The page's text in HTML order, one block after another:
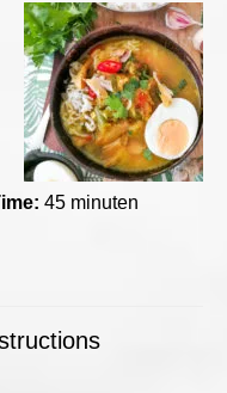
45 minuten